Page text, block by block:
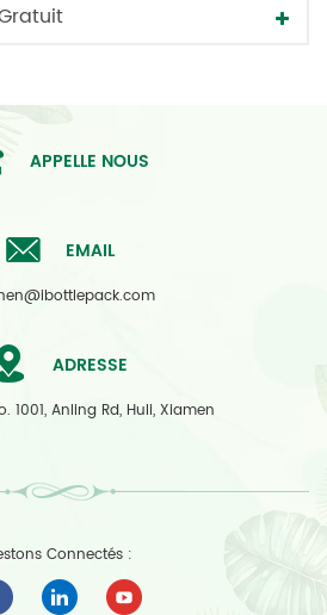
APPELLE NOUS
EMAIL
ADRESSE
1001, Anling Rd, Huli, Xiamen
Connectés :